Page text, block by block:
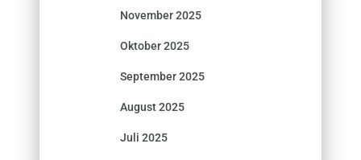
November 2025
Oktober 2025
September 2025
August 2025
Juli 2025